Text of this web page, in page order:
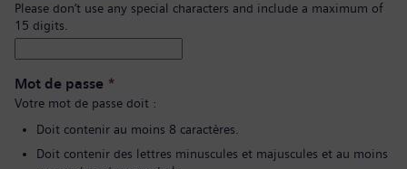
Please don’t use any special characters and include a maximum of
15 digits.
Mot de passe *
Votre mot de passe doit :
Doit contenir au moins 8 caractères.
Doit contenir des lettres minuscules et majuscules et au moins